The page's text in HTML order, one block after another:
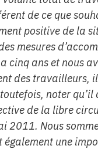
de ce que
positive de la
mesures
cinq ans et nous
des travailleurs,
noter
de la libre
2011. Nous
également une